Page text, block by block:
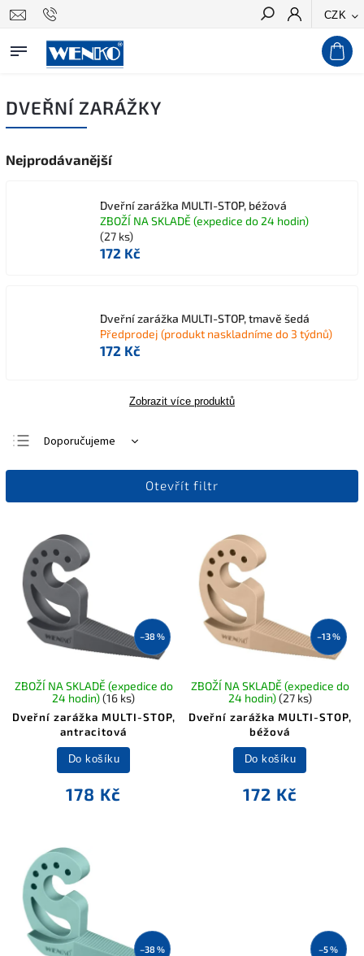
CZK
Hledat
DVEŘNÍ ZARÁŽKY
Nejprodávanější
Dveřní zarážka MULTI-STOP, béžová
ZBOŽÍ NA SKLADĚ (expedice do 24 hodin)
(27 ks)
172 Kč
Dveřní zarážka MULTI-STOP, tmavě šedá
Předprodej (produkt naskladníme do 3 týdnů)
172 Kč
Zobrazit více produktů
Doporučujeme
Nejlevnější
Abecedně
Otevřít filtr
–38 %
Dveřní zarážka MULTI-STOP,
antracitová
ZBOŽÍ NA SKLADĚ (expedice do
24 hodin)(16 ks)
178 Kč
Do košíku
–13 %
Dveřní zarážka MULTI-STOP,
béžová
ZBOŽÍ NA SKLADĚ (expedice do
24 hodin)(27 ks)
172 Kč
Do košíku
–38 % –5 %